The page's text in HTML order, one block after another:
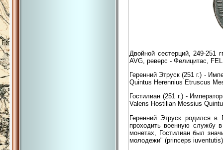
Двойной сестерций, 249-251
AVG, реверс - Фелицитас,
Геренний Этруск (251 г.) -
Quintus Herennius Etruscus
Гостилиан (251 г.) -
Valens Hostilian Messius
Геренний Этруск родился
проходить военную службу
монетах, Гостилиан был
молодежи" (princeps iuventutis)